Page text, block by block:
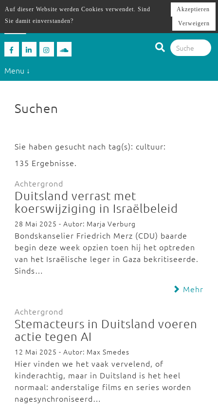
Menu ↓
Suchen
Sie haben gesucht nach tag(s): cultuur:
135 Ergebnisse.
Achtergrond
Duitsland verrast met
koerswijziging in Israëlbeleid
28 Mai 2025 - Autor: Marja Verburg
Bondskanselier Friedrich Merz (CDU) baarde
begin deze week opzien toen hij het optreden
van het Israëlische leger in Gaza bekritiseerde.
Sinds…
Mehr
Achtergrond
Stemacteurs in Duitsland voeren
actie tegen AI
12 Mai 2025 - Autor: Max Smedes
Hier vinden we het vaak vervelend, of
kinderachtig, maar in Duitsland is het heel
normaal: anderstalige films en series worden
nagesynchroniseerd…
Auf dieser Website werden Cookies verwendet. Sind
Sie damit einverstanden?
Akzeptieren
Verweigern